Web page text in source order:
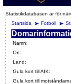
Statistikdatabasen är för
Startsida
Fotboll
Namn:
Ort:
Land:
Gula kort till AIK:
Gula kort till